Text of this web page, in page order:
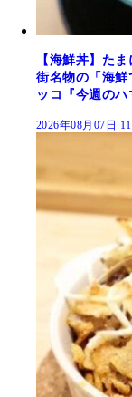
【海鮮丼】た
街名物の「海鮮
ッコ『今週のハ
2026年08月07日